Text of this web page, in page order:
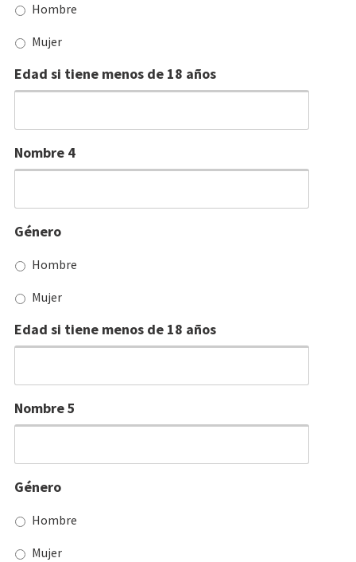
Hombre
Mujer
Edad si tiene menos de 18 años
Nombre 4
Género
Hombre
Mujer
Edad si tiene menos de 18 años
Nombre 5
Género
Hombre
Mujer